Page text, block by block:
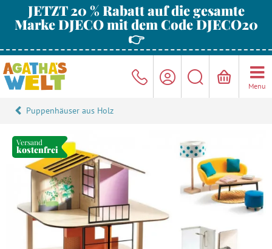
JETZT 20 % Rabatt auf die gesamte
Marke DJECO mit dem Code DJECO20
👉
Menu
Puppenhäuser aus Holz
Versand
kostenfrei